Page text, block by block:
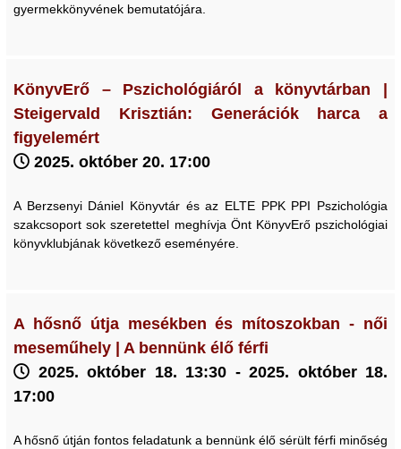
gyermekkönyvének bemutatójára.
KönyvErő – Pszichológiáról a könyvtárban |
Steigervald Krisztián: Generációk harca a
figyelemért
2025. október 20. 17:00
A Berzsenyi Dániel Könyvtár és az ELTE PPK PPI Pszichológia
szakcsoport sok szeretettel meghívja Önt KönyvErő pszichológiai
könyvklubjának következő eseményére.
A hősnő útja mesékben és mítoszokban - női
meseműhely | A bennünk élő férfi
2025. október 18. 13:30 - 2025. október 18.
17:00
A hősnő útján fontos feladatunk a bennünk élő sérült férfi minőség